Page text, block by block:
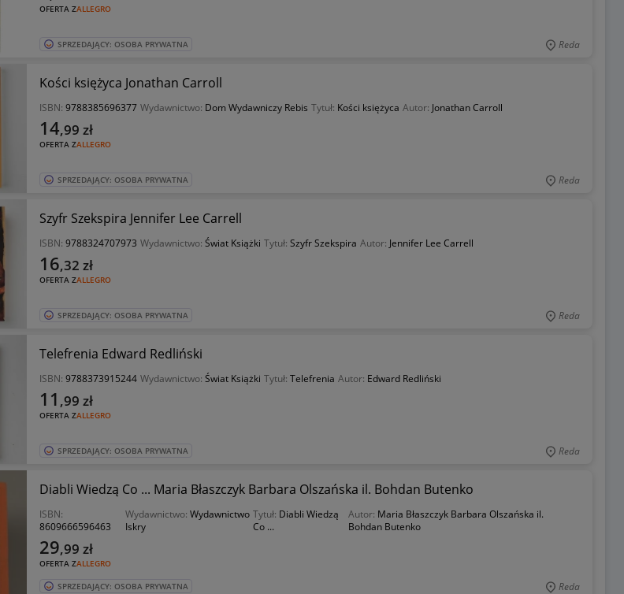
OFERTA ZALLEGRO
SPRZEDAJĄCY: OSOBA PRYWATNA Reda
Kości księżyca Jonathan Carroll
ISBN: 9788385696377 Wydawnictwo: Dom Wydawniczy Rebis Tytuł: Kości księżyca Autor: Jonathan Carroll
OFERTA ZALLEGRO
14,99 zł
SPRZEDAJĄCY: OSOBA PRYWATNA Reda
Szyfr Szekspira Jennifer Lee Carrell
ISBN: 9788324707973 Wydawnictwo: Świat Książki Tytuł: Szyfr Szekspira Autor: Jennifer Lee Carrell
OFERTA ZALLEGRO
16,32 zł
SPRZEDAJĄCY: OSOBA PRYWATNA Reda
Telefrenia Edward Redliński
ISBN: 9788373915244 Wydawnictwo: Świat Książki Tytuł: Telefrenia Autor: Edward Redliński
OFERTA ZALLEGRO
11 ,99 zł
SPRZEDAJĄCY: OSOBA PRYWATNA Reda
Diabli Wiedzą Co ... Maria Błaszczyk Barbara Olszańska il. Bohdan Butenko
ISBN:
8609666596463
Wydawnictwo: Wydawnictwo
Iskry
Tytuł: Diabli Wiedzą
Co ...
Autor: Maria Błaszczyk Barbara Olszańska il.
Bohdan Butenko
OFERTA ZALLEGRO
29,99 zł
SPRZEDAJĄCY: OSOBA PRYWATNA Reda